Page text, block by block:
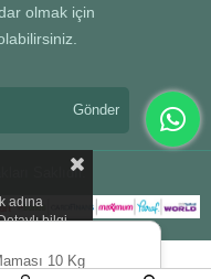
olmak için
Gönder
Saklıdır.
10 Kg
adına
bilgi